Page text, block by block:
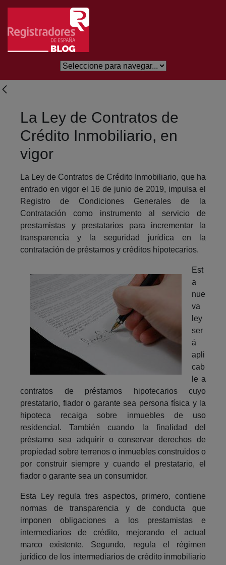
Salta al contingut principal
La Ley de Contratos de
Crédito Inmobiliario, en
vigor
La Ley de Contratos de Crédito Inmobiliario, que ha
entrado en vigor el 16 de junio de 2019, impulsa el
Registro de Condiciones Generales de la
Contratación como instrumento al servicio de
prestamistas y prestatarios para incrementar la
transparencia y la seguridad jurídica en la
contratación de préstamos y créditos hipotecarios.
Est
a
nue
va
ley
ser
á
apli
cab
le a
contratos de préstamos hipotecarios cuyo
prestatario, fiador o garante sea persona física y la
hipoteca recaiga sobre inmuebles de uso
residencial. También cuando la finalidad del
préstamo sea adquirir o conservar derechos de
propiedad sobre terrenos o inmuebles construidos o
por construir siempre y cuando el prestatario, el
fiador o garante sea un consumidor.
Esta Ley regula tres aspectos, primero, contiene
normas de transparencia y de conducta que
imponen obligaciones a los prestamistas e
intermediarios de crédito, mejorando el actual
marco existente. Segundo, regula el régimen
jurídico de los intermediarios de crédito inmobiliario